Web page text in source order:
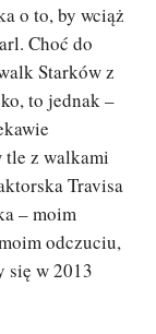
o to, by wciąż
Choć do
Starków z
to jednak –
tle z walkami
Travisa
– moim
odczuciu,
się w 2013